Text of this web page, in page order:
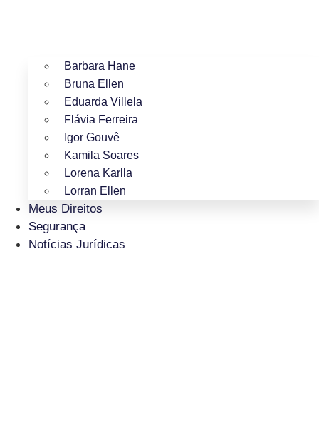
Barbara Hane
Bruna Ellen
Eduarda Villela
Flávia Ferreira
Igor Gouvê
Kamila Soares
Lorena Karlla
Lorran Ellen
Meus Direitos
Segurança
Notícias Jurídicas